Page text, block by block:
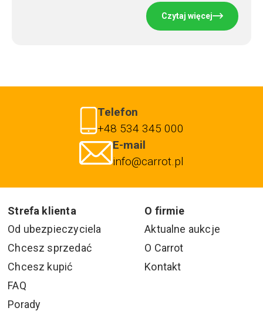
Czytaj więcej
Telefon
+48 534 345 000
E-mail
info@carrot.pl
Strefa klienta
O firmie
Od ubezpieczyciela
Chcesz sprzedać
Chcesz kupić
FAQ
Porady
Aktualne aukcje
O Carrot
Kontakt